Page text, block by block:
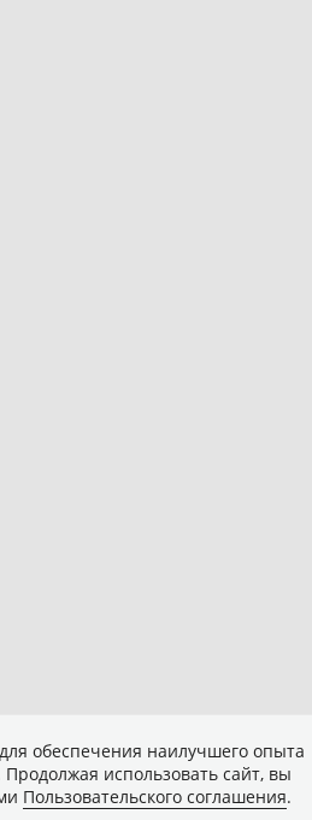
обеспечения наилучшего опыта
использовать сайт, вы
Пользовательского соглашения.